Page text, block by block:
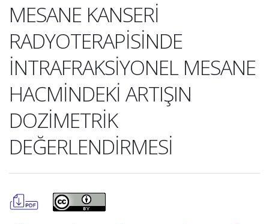
MESANE KANSERİ
RADYOTERAPİSİNDE
İNTRAFRAKSİYONEL MESANE
HACMİNDEKİ ARTIŞIN
DOZİMETRİK
DEĞERLENDİRMESİ